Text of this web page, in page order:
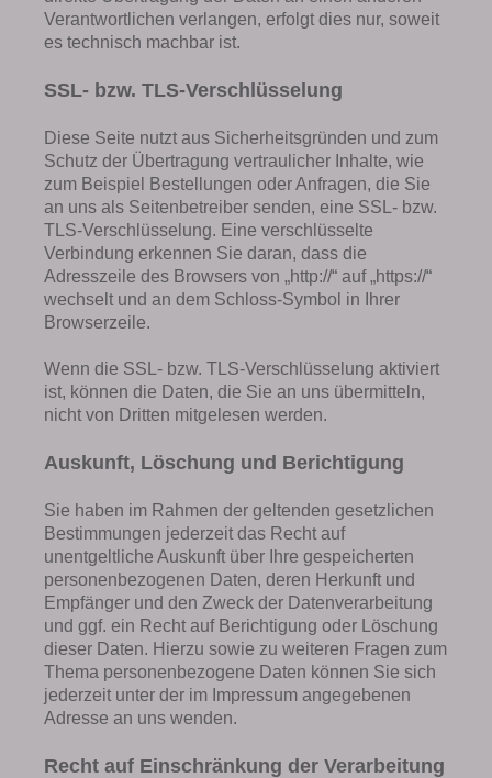
Verantwortlichen verlangen, erfolgt dies nur, soweit
es technisch machbar ist.
SSL- bzw. TLS-Verschlüsselung
Diese Seite nutzt aus Sicherheitsgründen und zum
Schutz der Übertragung vertraulicher Inhalte, wie
zum Beispiel Bestellungen oder Anfragen, die Sie
an uns als Seitenbetreiber senden, eine SSL- bzw.
TLS-Verschlüsselung. Eine verschlüsselte
Verbindung erkennen Sie daran, dass die
Adresszeile des Browsers von „http://“ auf „https://“
wechselt und an dem Schloss-Symbol in Ihrer
Browserzeile.
Wenn die SSL- bzw. TLS-Verschlüsselung aktiviert
ist, können die Daten, die Sie an uns übermitteln,
nicht von Dritten mitgelesen werden.
Auskunft, Löschung und Berichtigung
Sie haben im Rahmen der geltenden gesetzlichen
Bestimmungen jederzeit das Recht auf
unentgeltliche Auskunft über Ihre gespeicherten
personenbezogenen Daten, deren Herkunft und
Empfänger und den Zweck der Datenverarbeitung
und ggf. ein Recht auf Berichtigung oder Löschung
dieser Daten. Hierzu sowie zu weiteren Fragen zum
Thema personenbezogene Daten können Sie sich
jederzeit unter der im Impressum angegebenen
Adresse an uns wenden.
Recht auf Einschränkung der Verarbeitung